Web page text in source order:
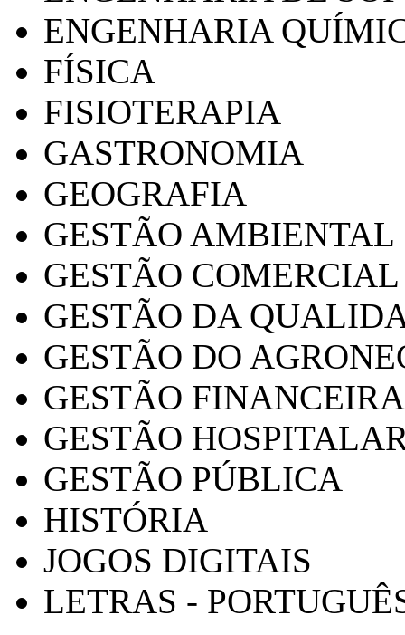
ENGENHARIA
FÍSICA
FISIOTERAPIA
GASTRONOMIA
GEOGRAFIA
GESTÃO AMBIENTAL
GESTÃO COMERCIAL
GESTÃO DA
GESTÃO DO
GESTÃO FINANCEIRA
GESTÃO
GESTÃO PÚBLICA
HISTÓRIA
JOGOS DIGITAIS
LETRAS -